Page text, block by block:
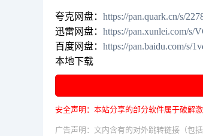
夸克网盘： https://pan.quark.cn/s/
迅雷网盘： https://pan.xunlei.com/
百度网盘： https://pan.baidu.com/s/
本地下载
安全声明：本站分享的部分软件属于破解
广告声明：文内含有的对外跳转链接（包